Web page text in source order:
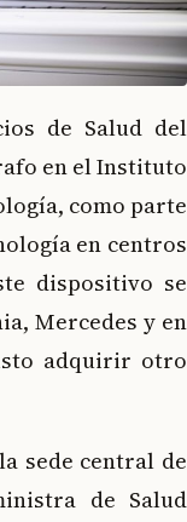
de Salud del
en el Instituto
como parte
en centros
dispositivo se
Mercedes y en
adquirir otro
sede central de
de Salud